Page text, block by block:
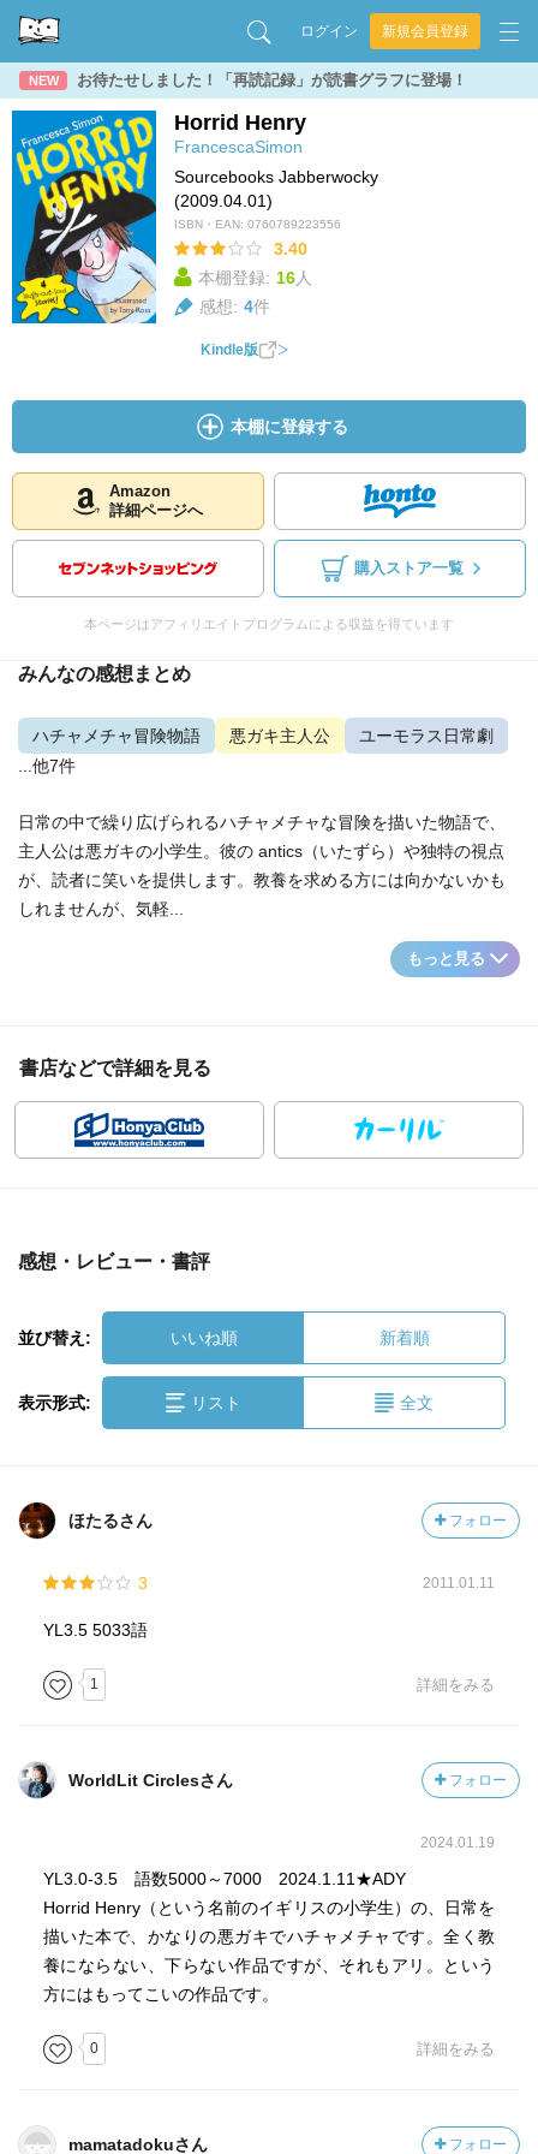
ログイン 新規会員登録
NEW お待たせしました！「再読記録」が読書グラフに登場！
Horrid Henry
FrancescaSimon
Sourcebooks Jabberwocky
(2009.04.01)
ISBN・EAN: 0760789223556
3.40
本棚登録: 16人
感想: 4件
Kindle版
本棚に登録する
Amazon
詳細ページへ
購入ストア一覧
本ページはアフィリエイトプログラムによる収益を得ています
みんなの感想まとめ
ハチャメチャ冒険物語 悪ガキ主人公
ユーモラス日常劇
...他7件
日常の中で繰り広げられるハチャメチャな冒険を描いた物語で、
主人公は悪ガキの小学生。彼の antics（いたずら）や独特の視点
が、読者に笑いを提供します。教養を求める方には向かないかも
しれませんが、気軽...
もっと見る
書店などで詳細を見る
感想・レビュー・書評
並び替え: いいね順 新着順
表示形式: リスト 全文
ほたるさん フォロー
3 2011.01.11
YL3.5 5033語
1 詳細をみる
WorldLit Circlesさん フォロー
2024.01.19
YL3.0-3.5 語数5000～7000 2024.1.11★ADY
Horrid Henry（という名前のイギリスの小学生）の、日常を
描いた本で、かなりの悪ガキでハチャメチャです。全く教
養にならない、下らない作品ですが、それもアリ。という
方にはもってこいの作品です。
0 詳細をみる
mamatadokuさん フォロー